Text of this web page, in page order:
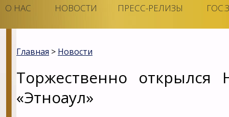
О НАС НОВОСТИ ПРЕСС-РЕЛИЗЫ
Главная > Новости
Торжественно открылся
«Этноаул»